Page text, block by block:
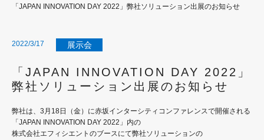
「JAPAN INNOVATION DAY 2022」弊社ソリューション出展のお知らせ
2022/3/17 展示会
「JAPAN INNOVATION DAY 2022」
弊社ソリューション出展のお知らせ
弊社は、3月18日（金）に赤坂インターシティコンファレンスで開催される
「JAPAN INNOVATION DAY 2022」内の
株式会社エフィシエントのブースにて弊社ソリューションの